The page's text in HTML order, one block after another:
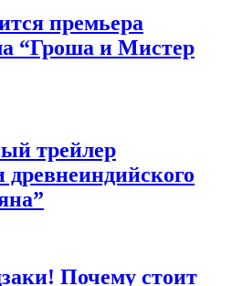
премьера
“Гроша и Мистер
трейлер
древнеиндийского
Почему стоит